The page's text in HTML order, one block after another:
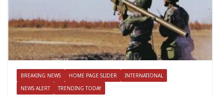
BREAKING NEWS HOME PAGE SLIDER
INTERNATIONAL
NEWS ALERT
TRENDING TODAY